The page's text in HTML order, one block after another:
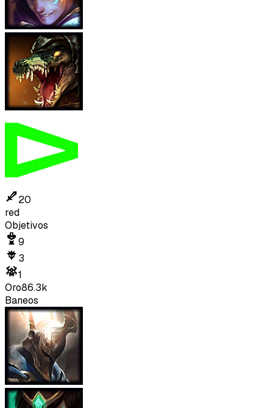
20
red
Objetivos
9
3
1
Oro86.3k
Baneos